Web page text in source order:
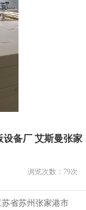
设备厂 艾斯曼张家
浏览次数： 79次
苏省苏州张家港市